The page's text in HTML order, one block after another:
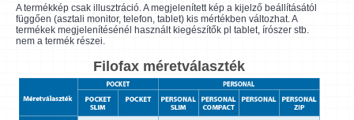
A termékkép csak illusztráció. A megjelenített kép a kijelző beállításától
függően (asztali monitor, telefon, tablet) kis mértékben változhat. A
termékek megjelenítésénél használt kiegészítők pl tablet, írószer stb.
nem a termék részei.
Filofax méretválaszték